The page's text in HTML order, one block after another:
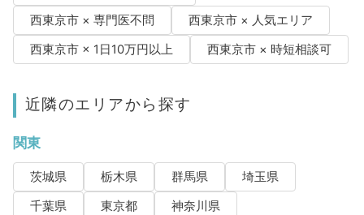
西東京市 × 専門医不問
西東京市 × 人気エリア
西東京市 × 1日10万円以上
西東京市 × 時短相談可
近隣のエリアから探す
関東
茨城県 栃木県 群馬県
埼玉県
千葉県
東京都 神奈川県